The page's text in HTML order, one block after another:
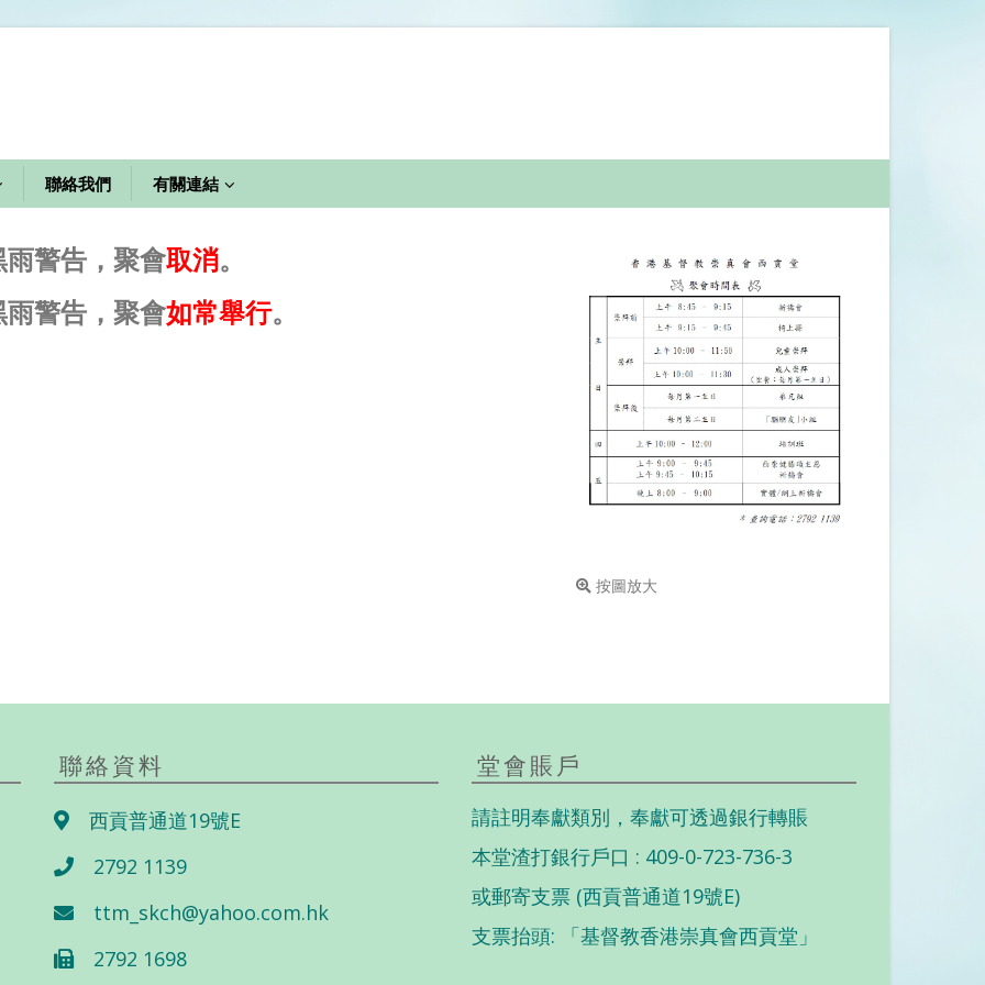
聯絡我們 有關連結
警告，聚會取消。
警告，聚會如常舉行。
按圖放大
聯絡資料
西貢普通道19號E
2792 1139
ttm_skch@yahoo.com.hk
2792 1698
堂會賬戶
請註明奉獻類別，奉獻可透過銀行轉賬
本堂渣打銀行戶口 : 409-0-723-736-3
或郵寄支票 (西貢普通道19號E)
支票抬頭: 「基督教香港崇真會西貢堂」